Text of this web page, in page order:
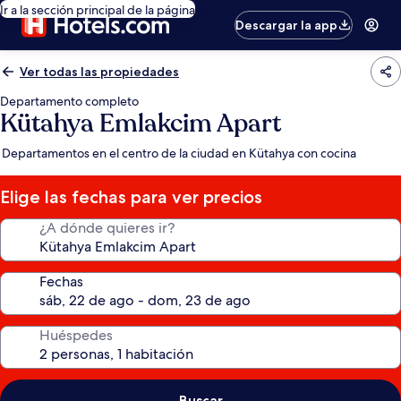
Ir a la sección principal de la página
Descargar la app
Ver todas las propiedades
Departamento completo
Kütahya Emlakcim Apart
Departamentos en el centro de la ciudad en Kütahya con cocina
Elige las fechas para ver precios
¿A dónde quieres ir?
Fechas
Huéspedes